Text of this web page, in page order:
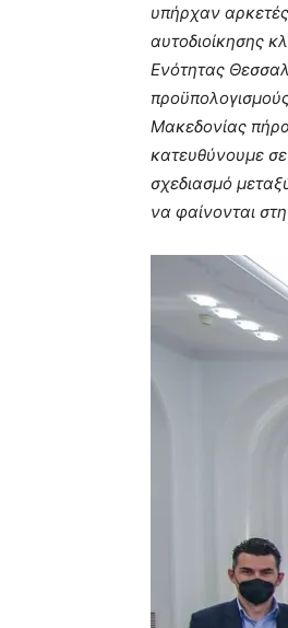
υπήρχαν
αυτοδιοίκησης
Ενότητας
Μακεδονίας
κατευθύνουμε
σχεδιασμό
να φαίνονται